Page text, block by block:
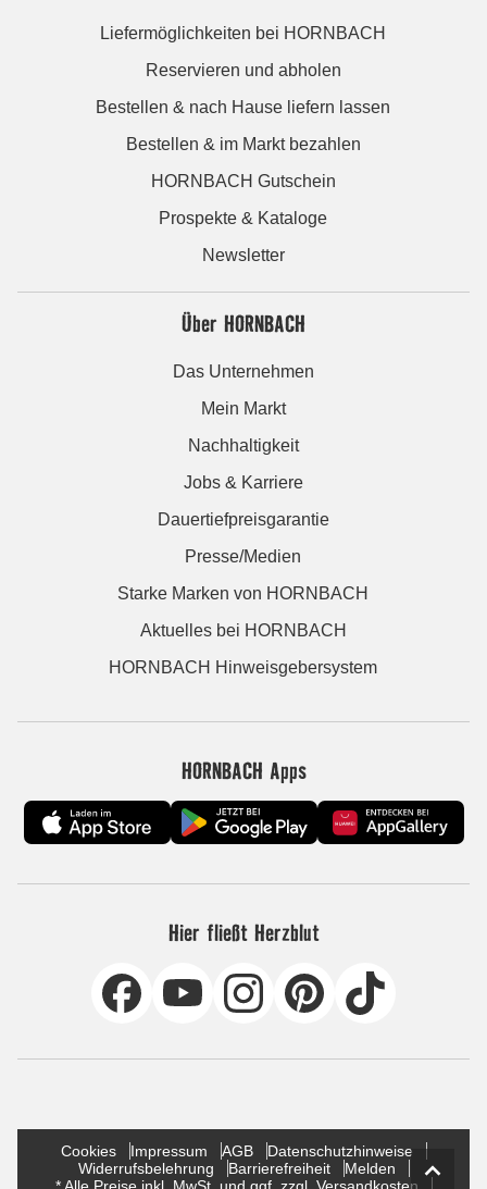
Liefermöglichkeiten bei HORNBACH
Reservieren und abholen
Bestellen & nach Hause liefern lassen
Bestellen & im Markt bezahlen
HORNBACH Gutschein
Prospekte & Kataloge
Newsletter
Über HORNBACH
Das Unternehmen
Mein Markt
Nachhaltigkeit
Jobs & Karriere
Dauertiefpreisgarantie
Presse/Medien
Starke Marken von HORNBACH
Aktuelles bei HORNBACH
HORNBACH Hinweisgebersystem
HORNBACH Apps
Hier fließt Herzblut
Cookies Impressum AGB
Datenschutzhinweise
Widerrufsbelehrung
Barrierefreiheit
Melden